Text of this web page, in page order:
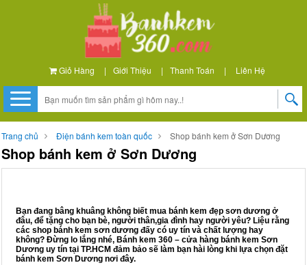
Giỏ Hàng | Giới Thiệu | Thanh Toán | Liên Hệ
Trang chủ Điện bánh kem toàn quốc Shop bánh kem ở Sơn Dương
Shop bánh kem ở Sơn Dương
Bạn đang bâng khuâng không biết mua bánh kem đẹp sơn dương ở
đâu, để tặng cho bạn bè, người thân,gia đình hay người yêu? Liệu rằng
các shop bánh kem sơn dương đấy có uy tín và chất lượng hay
không? Đừng lo lắng nhé, Bánh kem 360 – cửa hàng bánh kem Sơn
Dương uy tín tại TP.HCM đảm bảo sẽ làm bạn hài lòng khi lựa chọn đặt
bánh kem Sơn Dương nơi đây.